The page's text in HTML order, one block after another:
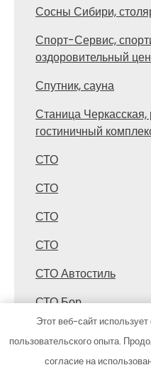
Сосны Сибири,
Спорт-Сервис,
оздоровительный
Спутник, сауна
Станица
гостиничный
СТО
СТО
СТО
СТО
СТО Автостиль
СТО Бор
СТО Лофицкое
Этот веб-сайт
пользовательского опыта.
согласие на